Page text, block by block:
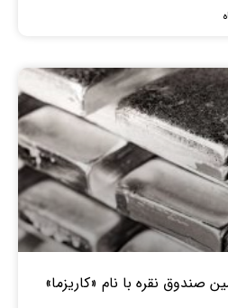
صندوق نقره‌ با نام «کاریزما»